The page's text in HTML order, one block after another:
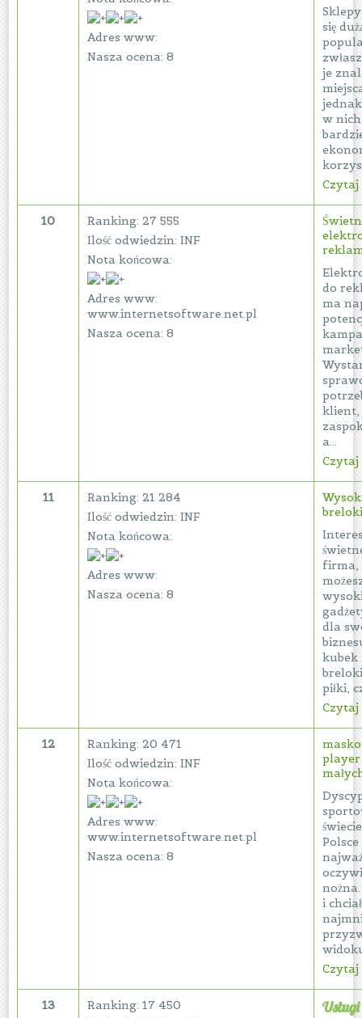
Adres www:
Nasza ocena: 8
się
je
w nich
Czytaj
10
Ranking: 27 555
Ilość odwiedzin: INF
Nota końcowa:
Adres www:
www.internetsoftware.net.pl
Nasza ocena: 8
do
ma
klient,
a...
Czytaj
11
Ranking: 21 284
Ilość odwiedzin: INF
Nota końcowa:
Adres www:
Nasza ocena: 8
firma,
dla
kubek
piłki,
Czytaj
12
Ranking: 20 471
Ilość odwiedzin: INF
Nota końcowa:
Adres www:
www.internetsoftware.net.pl
Nasza ocena: 8
player
Polsce
i
Czytaj
13
Ranking: 17 450